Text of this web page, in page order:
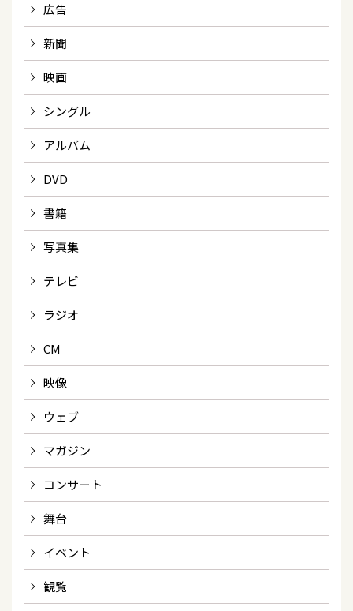
広告
新聞
映画
シングル
アルバム
DVD
書籍
写真集
テレビ
ラジオ
CM
映像
ウェブ
マガジン
コンサート
舞台
イベント
観覧